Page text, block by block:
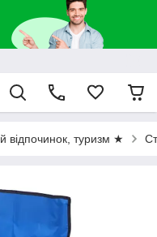
відпочинок, туризм ★